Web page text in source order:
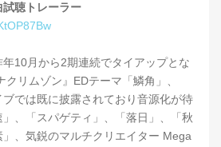
聴トレーラー
年10月から2期連続でタイアップとな
クリムゾン』EDテーマ「鱗角」、
ブでは既に披露されており音源化が待
、「スパゲティ」、「落日」、「秋
、気鋭のマルチクリエイター Mega